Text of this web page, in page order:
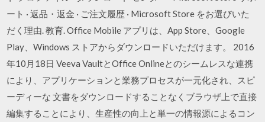
ート · 返品・返金 · ご注文履歴 · Microsoft Store をお選びいた
だく理由. 教育. Office Mobile アプリは、App Store、Google
Play、Windows ストアからダウンロードいただけます。 2016
年10月18日 Veeva VaultとOffice Onlineとのシームレスな連携
により、アプリケーションと業務プロセスが一元化され、スピ
ーディーな 文書をダウンロードすることなくブラウザ上で直接
編集することにより、生産性の向上と単一の情報源によるコン